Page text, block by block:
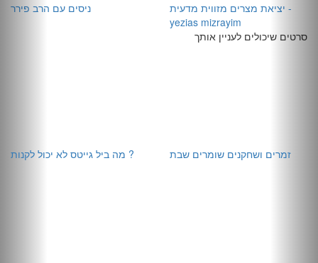
יציאת מצרים מזווית מדעית -
yezias mizrayim
ניסים עם הרב פירר
סרטים שיכולים לעניין אותך
זמרים ושחקנים שומרים שבת מה ביל גייטס לא יכול לקנות ?